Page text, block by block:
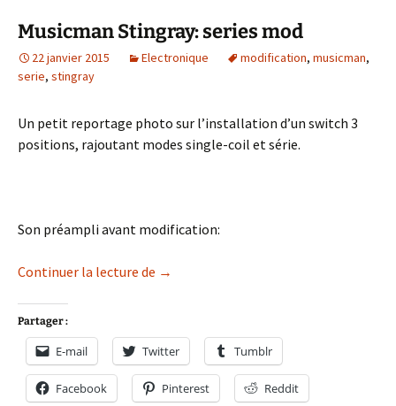
Musicman Stingray: series mod
22 janvier 2015 Electronique modification, musicman,
serie, stingray
Un petit reportage photo sur l’installation d’un switch 3
positions, rajoutant modes single-coil et série.
Son préampli avant modification:
Continuer la lecture de Musicman Stingray: series mod
→
Partager :
E-mail Twitter Tumblr
Facebook Pinterest Reddit